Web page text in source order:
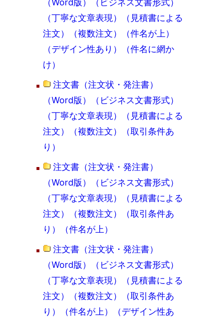
（Word版）（ビジネス文書形式）
（丁寧な文章表現）（見積書による
注文）（複数注文）（件名が上）
（デザイン性あり）（件名に網か
け）
注文書（注文状・発注書）
（Word版）（ビジネス文書形式）
（丁寧な文章表現）（見積書による
注文）（複数注文）（取引条件あ
り）
注文書（注文状・発注書）
（Word版）（ビジネス文書形式）
（丁寧な文章表現）（見積書による
注文）（複数注文）（取引条件あ
り）（件名が上）
注文書（注文状・発注書）
（Word版）（ビジネス文書形式）
（丁寧な文章表現）（見積書による
注文）（複数注文）（取引条件あ
り）（件名が上）（デザイン性あ